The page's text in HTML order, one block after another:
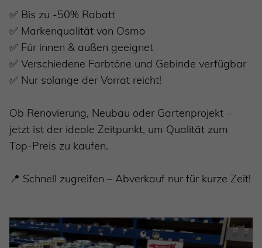
✅ Bis zu -50% Rabatt
✅ Markenqualität von Osmo
✅ Für innen & außen geeignet
✅ Verschiedene Farbtöne und Gebinde verfügbar
✅ Nur solange der Vorrat reicht!
Ob Renovierung, Neubau oder Gartenprojekt –
jetzt ist der ideale Zeitpunkt, um Qualität zum
Top-Preis zu kaufen.
📍 Schnell zugreifen – Abverkauf nur für kurze Zeit!